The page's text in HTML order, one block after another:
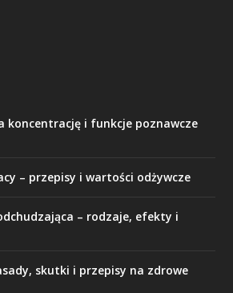
koncentrację i funkcje poznawcze
– przepisy i wartości odżywcze
– rodzaje, efekty i
skutki i przepisy na zdrowe